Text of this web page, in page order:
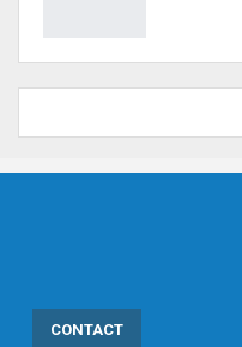
CONTACT